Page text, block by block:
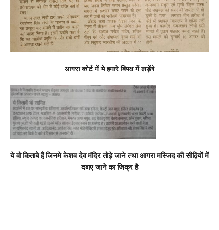
आगरा कोर्ट में ये हमारे विपक्ष में लड़ेंगे
ये वो किताबे हैं जिनमे केशव देव मंदिर तोड़े जाने तथा आगरा मस्जिद की सीढ़ियों में
दबाए जाने का जिक्र है